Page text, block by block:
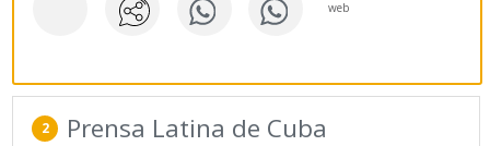
web
2 Prensa Latina de Cuba